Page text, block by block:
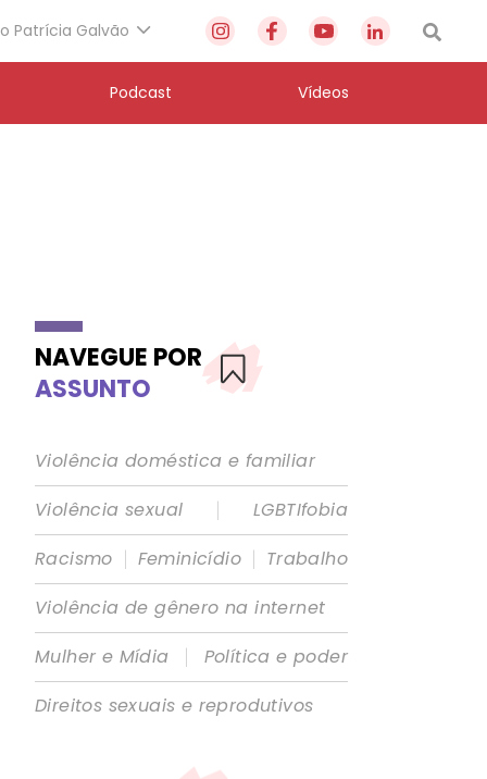
Patrícia Galvão
Podcast Vídeos
NAVEGUE POR
ASSUNTO
Violência doméstica e familiar
Violência sexual
|
LGBTIfobia
Racismo | Feminicídio | Trabalho
Violência de gênero na internet
Mulher e Mídia
|
Política e poder
Direitos sexuais e reprodutivos